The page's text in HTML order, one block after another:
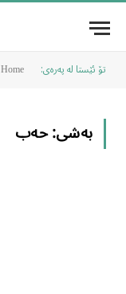
تۆ ئێستا لە پەرەی: Home
بەشی:حەب